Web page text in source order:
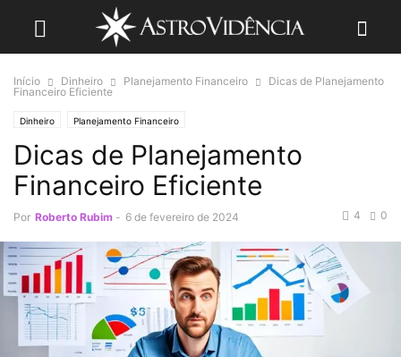
Início Dinheiro Planejamento Financeiro
Dicas de Planejamento
Financeiro Eficiente
Dinheiro Planejamento Financeiro
Dicas de Planejamento
Financeiro Eficiente
Por Roberto Rubim - 6 de fevereiro de 2024 0
4